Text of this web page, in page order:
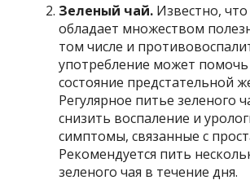
Зеленый чай. Известно,
обладает множеством
том числе и
употребление может
состояние предстательной
Регулярное питье зеленого
снизить воспаление и
симптомы, связанные с
Рекомендуется пить
зеленого чая в течение дня.